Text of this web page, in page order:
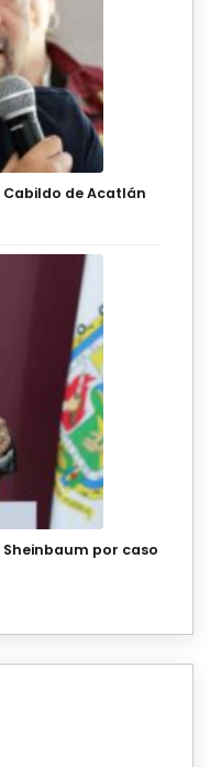
de Acatlán
por caso